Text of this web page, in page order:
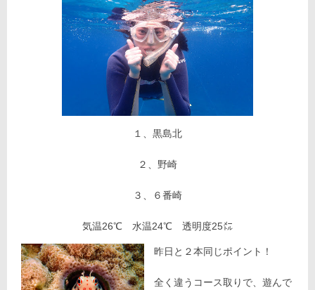
１、黒島北
２、野崎
３、６番崎
気温26℃ 水温24℃ 透明度25㍍
昨日と２本同じポイント！
全く違うコース取りで、遊んで